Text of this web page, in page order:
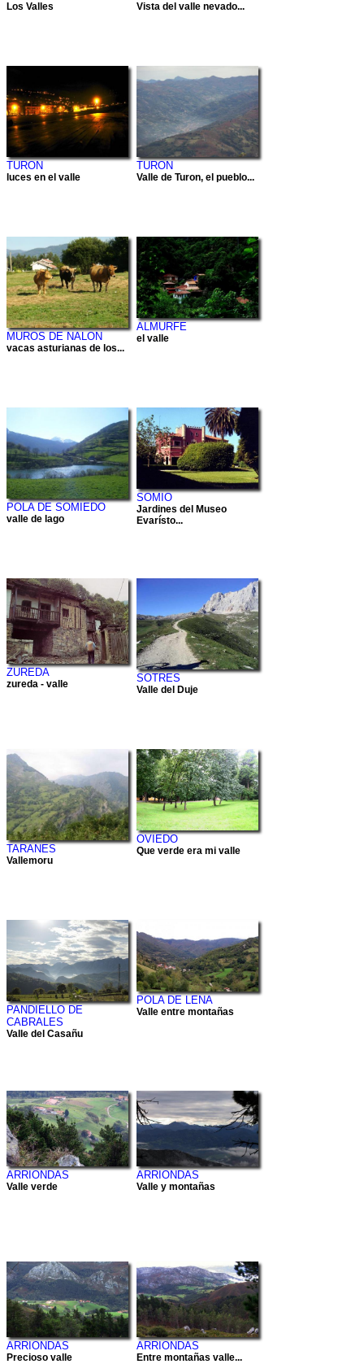
Los Valles Vista del valle nevado...
TURON
luces en el valle
TURON
Valle de Turon, el pueblo...
MUROS DE NALON
vacas asturianas de los...
ALMURFE
el valle
POLA DE SOMIEDO
valle de lago
SOMIO
Jardines del Museo
Evarísto...
ZUREDA
zureda - valle SOTRES
Valle del Duje
TARANES
Vallemoru
OVIEDO
Que verde era mi valle
PANDIELLO DE
CABRALES
Valle del Casañu
POLA DE LENA
Valle entre montañas
ARRIONDAS
Valle verde
ARRIONDAS
Valle y montañas
ARRIONDAS
Precioso valle
ARRIONDAS
Entre montañas valle...